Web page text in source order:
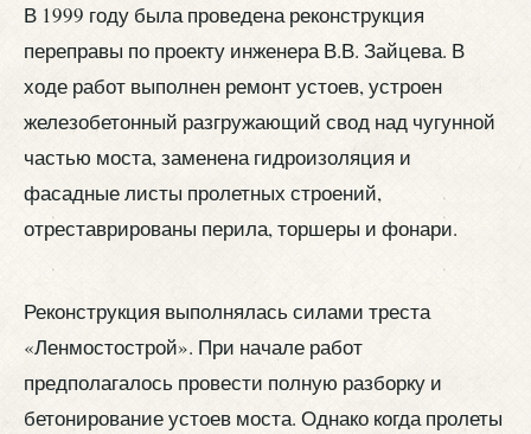
В 1999 году была проведена реконструкция
переправы по проекту инженера В.В. Зайцева. В
ходе работ выполнен ремонт устоев, устроен
железобетонный разгружающий свод над чугунной
частью моста, заменена гидроизоляция и
фасадные листы пролетных строений,
отреставрированы перила, торшеры и фонари.
Реконструкция выполнялась силами треста
«Ленмостострой». При начале работ
предполагалось провести полную разборку и
бетонирование устоев моста. Однако когда пролеты